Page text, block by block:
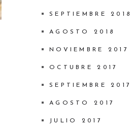
SEPTIEMBRE 2018
AGOSTO 2018
NOVIEMBRE 2017
OCTUBRE 2017
SEPTIEMBRE 2017
AGOSTO 2017
JULIO 2017